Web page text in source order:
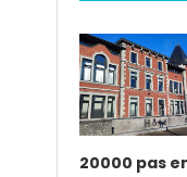
20000 pas